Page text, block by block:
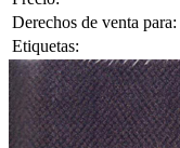
Derechos de venta para:
Etiquetas: